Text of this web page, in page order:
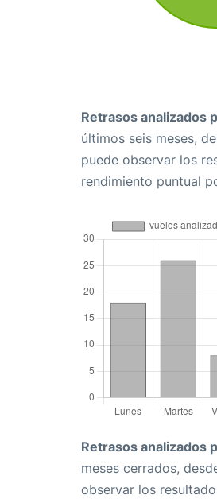
Retrasos analizados
últimos seis meses,
puede observar los
rendimiento puntual
Retrasos analizados
meses cerrados,
observar los